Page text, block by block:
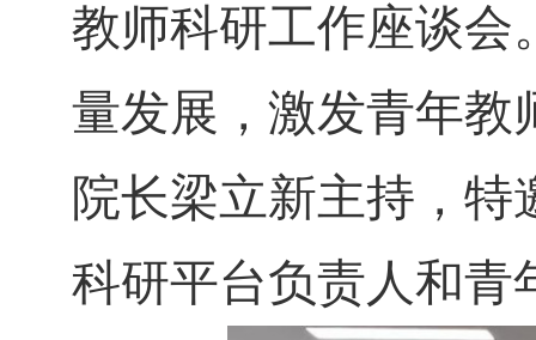
教师科研工作座谈会
量发展，激发青年教
院长梁立新主持，
科研平台负责人和青